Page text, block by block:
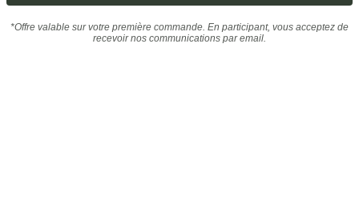
*Offre valable sur votre première commande. En participant, vous acceptez de
recevoir nos communications par email.